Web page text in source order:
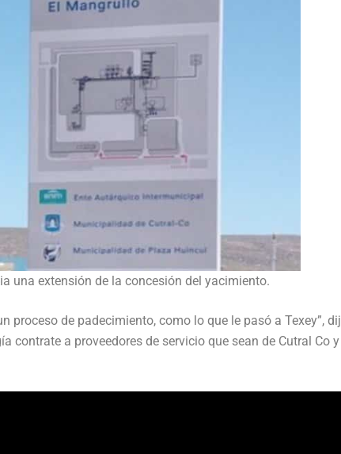
una extensión de la concesión del yacimiento.
proceso de padecimiento, como lo que le pasó a Texey”,
contrate a proveedores de servicio que sean de Cutral Co y